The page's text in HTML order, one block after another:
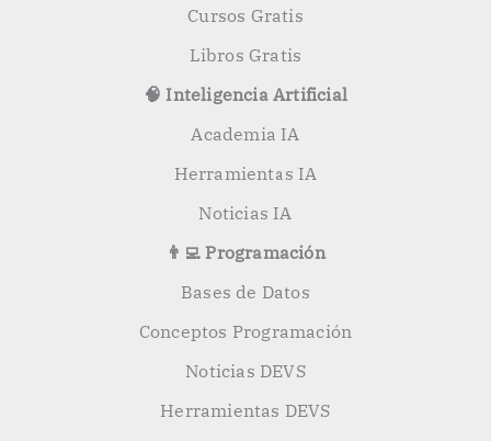
Cursos Gratis
Libros Gratis
🧠 Inteligencia Artificial
Academia IA
Herramientas IA
Noticias IA
👨‍💻 Programación
Bases de Datos
Conceptos Programación
Noticias DEVS
Herramientas DEVS